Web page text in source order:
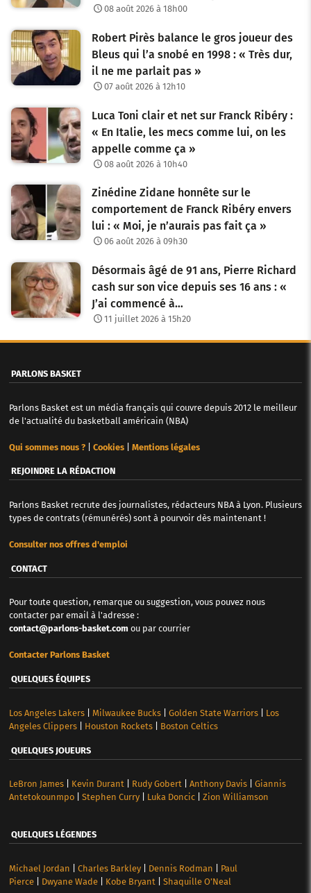
08 août 2026 à 18h00
Robert Pirès balance le gros joueur des
Bleus qui l’a snobé en 1998 : « Très dur,
il ne me parlait pas »
07 août 2026 à 12h10
Luca Toni clair et net sur Franck Ribéry :
« En Italie, les mecs comme lui, on les
appelle comme ça »
08 août 2026 à 10h40
Zinédine Zidane honnête sur le
comportement de Franck Ribéry envers
lui : « Moi, je n’aurais pas fait ça »
06 août 2026 à 09h30
Désormais âgé de 91 ans, Pierre Richard
cash sur son vice depuis ses 16 ans : «
J’ai commencé à…
11 juillet 2026 à 15h20
PARLONS BASKET
Parlons Basket est un média français qui couvre depuis 2012 le meilleur
de l'actualité du basketball américain (NBA)
Qui sommes nous ?| Cookies| Mentions légales
REJOINDRE LA RÉDACTION
Parlons Basket recrute des journalistes, rédacteurs NBA à Lyon. Plusieurs
types de contrats (rémunérés) sont à pourvoir dès maintenant !
Consulter nos offres d'emploi
CONTACT
Pour toute question, remarque ou suggestion, vous pouvez nous
contacter par email à l'adresse :
contact@parlons-basket.com ou par courrier
Contacter Parlons Basket
QUELQUES ÉQUIPES
Los Angeles Lakers| Milwaukee Bucks| Golden State Warriors| Los
Angeles Clippers| Houston Rockets| Boston Celtics
QUELQUES JOUEURS
LeBron James| Kevin Durant| Rudy Gobert| Anthony Davis| Giannis
Antetokounmpo| Stephen Curry| Luka Doncic| Zion Williamson
QUELQUES LÉGENDES
Michael Jordan Charles Barkley| Dennis Rodman
Paul
Pierce| Dwyane Wade| Kobe Bryant Shaquille O’Neal